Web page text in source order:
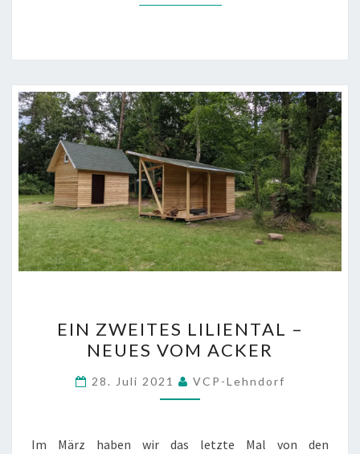
ZWEITES
LILIENTAL
–
NEUES
ACKER
EIN ZWEITES LILIENTAL –
NEUES VOM ACKER
28. Juli 2021 VCP-Lehndorf
Im März haben wir das letzte Mal von den